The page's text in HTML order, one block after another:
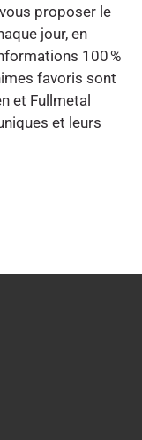
proposer le
jour, en
100 %
favoris sont
et Fullmetal
et leurs